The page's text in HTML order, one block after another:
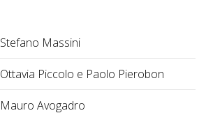
Stefano Massini
Ottavia Piccolo e Paolo Pierobon
Mauro Avogadro